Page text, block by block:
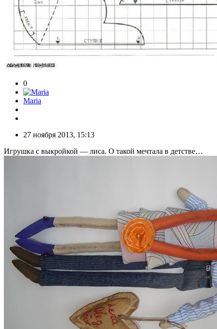
0
Maria
27 ноября 2013, 15:13
Игрушка с выкройкой — лиса. О такой мечтала в детстве…